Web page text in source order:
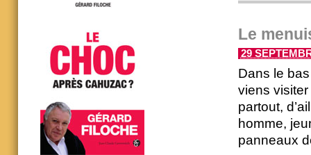
Le
29
Dans le
viens
partout,
homme,
panneaux